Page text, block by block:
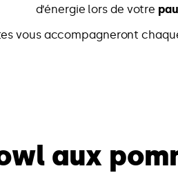
d’énergie lors de votre
vous accompagneront
aux